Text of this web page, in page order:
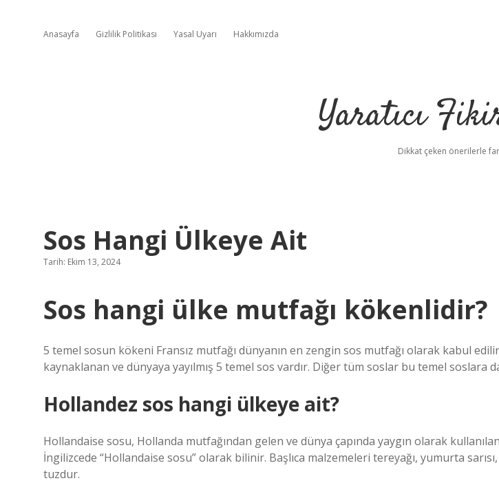
Anasayfa Gizlilik Politikası Yasal Uyarı Hakkımızda
Yaratıcı
Dikkat çeken önerilerle
Sos Hangi Ülkeye Ait
Tarih: Ekim 13, 2024
Sos hangi ülke mutfağı kökenlidir?
5 temel sosun kökeni Fransız mutfağı dünyanın en zengin sos mutfağı olarak kabul
kaynaklanan ve dünyaya yayılmış 5 temel sos vardır. Diğer tüm soslar bu temel soslara
Hollandez sos hangi ülkeye ait?
Hollandaise sosu, Hollanda mutfağından gelen ve dünya çapında yaygın olarak
İngilizcede “Hollandaise sosu” olarak bilinir. Başlıca malzemeleri tereyağı, yumurta
tuzdur.